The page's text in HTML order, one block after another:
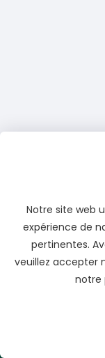
Notre site web
expérience de
pertinentes.
veuillez accepter
notre